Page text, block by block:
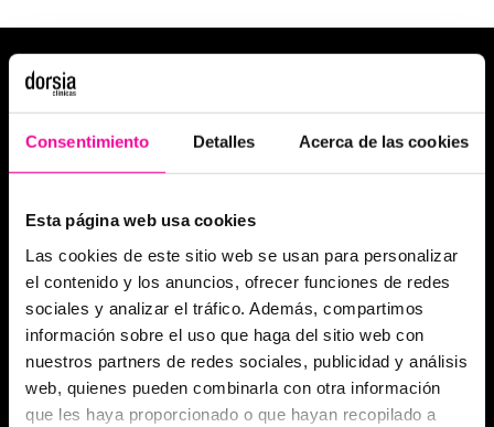
Consentimiento Detalles Acerca de las cookies
Esta página web usa cookies
Las cookies de este sitio web se usan para personalizar
el contenido y los anuncios, ofrecer funciones de redes
sociales y analizar el tráfico. Además, compartimos
información sobre el uso que haga del sitio web con
nuestros partners de redes sociales, publicidad y análisis
web, quienes pueden combinarla con otra información
que les haya proporcionado o que hayan recopilado a